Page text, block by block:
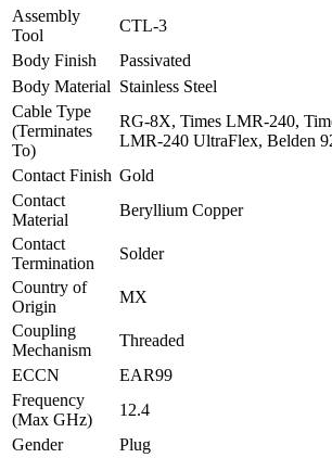
Assembly
Tool
CTL-3
Body Finish
Passivated
Body Material Stainless Steel
Cable Type
(Terminates
To)
RG-8X, Times LMR-240,
LMR-240 UltraFlex, Belden
Contact Finish Gold
Contact
Material
Beryllium Copper
Contact
Termination
Solder
Country of
Origin
MX
Coupling
Mechanism
Threaded
ECCN
EAR99
Frequency
(Max GHz)
12.4
Gender
Plug